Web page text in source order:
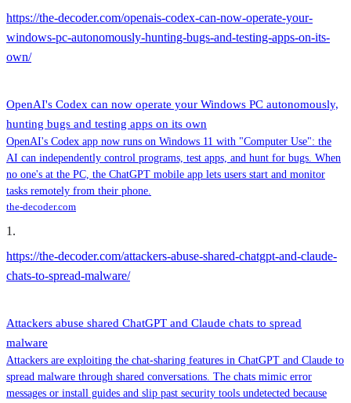
https://the-decoder.com/openais-codex-can-now-operate-your-
windows-pc-autonomously-hunting-bugs-and-testing-apps-on-its-
own/
OpenAI's Codex can now operate your Windows PC autonomously,
hunting bugs and testing apps on its own
OpenAI's Codex app now runs on Windows 11 with "Computer Use": the
AI can independently control programs, test apps, and hunt for bugs. When
no one's at the PC, the ChatGPT mobile app lets users start and monitor
tasks remotely from their phone.
the-decoder.com
1 .
https://the-decoder.com/attackers-abuse-shared-chatgpt-and-claude-
chats-to-spread-malware/
Attackers abuse shared ChatGPT and Claude chats to spread
malware
Attackers are exploiting the chat-sharing features in ChatGPT and Claude to
spread malware through shared conversations. The chats mimic error
messages or install guides and slip past security tools undetected because